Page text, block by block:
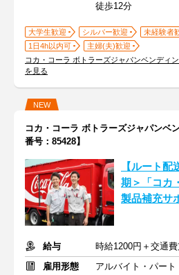
徒歩12分
大学生歓迎 シルバー歓迎
未経験者
1日4h以内可
主婦(夫)歓迎
コカ・コーラ ボトラーズジャパンベンディ
を見る
NEW
コカ・コーラ ボトラーズジャパンベ
番号：85428】
【ルート
期＞「コカ
製品補充サ
給与
時給1200円＋交通
雇用形態
アルバイト・パート